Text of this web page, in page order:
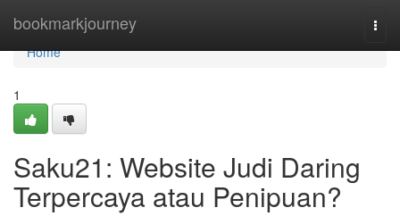
bookmarkjourney
Home
Home
1
Saku21: Website Judi Daring
Terpercaya atau Penipuan?